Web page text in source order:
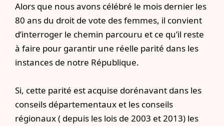
Alors que nous avons célébré le mois dernier les
80 ans du droit de vote des femmes, il convient
d’interroger le chemin parcouru et ce qu’il reste
à faire pour garantir une réelle parité dans les
instances de notre République.
Si, cette parité est acquise dorénavant dans les
conseils départementaux et les conseils
régionaux ( depuis les lois de 2003 et 2013) les